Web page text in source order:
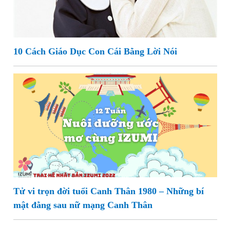
10 Cách Giáo Dục Con Cái Bằng Lời Nói
Tử vi trọn đời tuổi Canh Thân 1980 – Những bí
mật đằng sau nữ mạng Canh Thân